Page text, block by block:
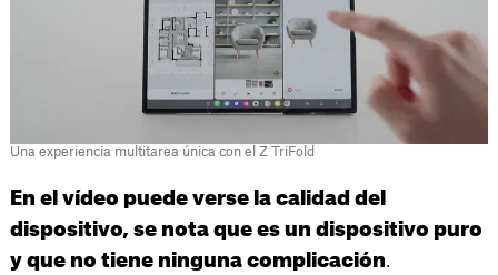
Una experiencia multitarea única con el Z TriFold
En el vídeo puede verse la calidad del
dispositivo, se nota que es un dispositivo puro
y que no tiene ninguna complicación.